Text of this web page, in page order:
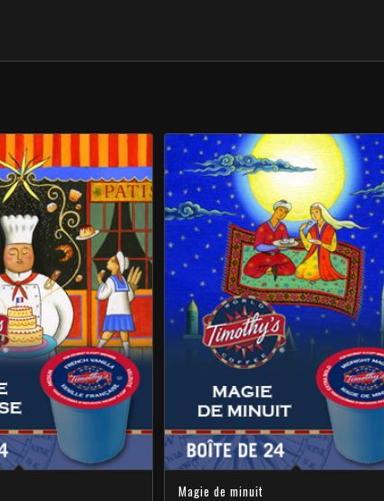
Magie de minuit